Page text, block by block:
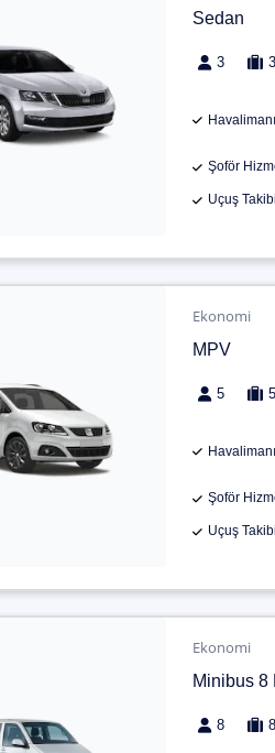
Sedan
3 3
Şoför
Uçuş Takibi
Ekonomi
MPV
5 5
Şoför
Uçuş Takibi
Ekonomi
Minibus 8
8 8